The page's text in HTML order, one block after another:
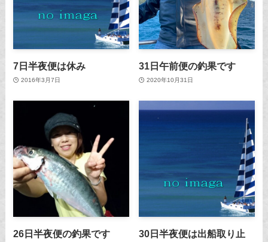
7日半夜便は休み
2016年3月7日
31日午前便の釣果です
2020年10月31日
26日半夜便の釣果です
30日半夜便は出船取り止